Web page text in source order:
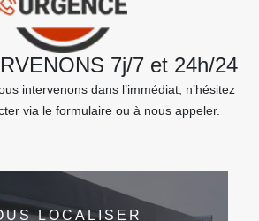
7j/7 et 24h/24
intervenons dans l’immédiat, n’hésitez
via le formulaire ou à nous appeler.
LOCALISER